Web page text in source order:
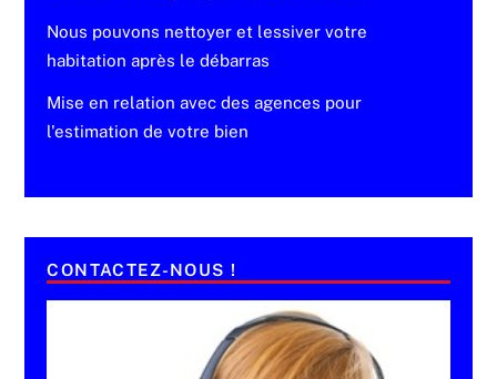
Nous pouvons nettoyer et lessiver votre
habitation après le débarras
Mise en relation avec des agences pour
l'estimation de votre bien
CONTACTEZ-NOUS !